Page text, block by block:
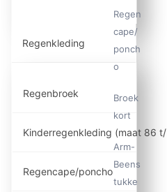
Regenkleding
Regenbroek
Kinderregenkleding (maat 86
Regencape/poncho
Regen
cape/
ponch
o
Broek
kort
Arm-
Beens
tukke